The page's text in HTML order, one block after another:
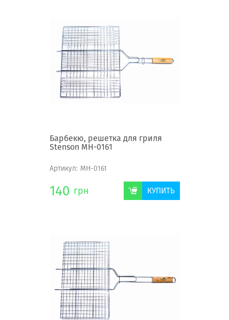
Барбекю, решетка для гриля
Stenson MH-0161
Артикул: MH-0161
140 грн КУПИТЬ